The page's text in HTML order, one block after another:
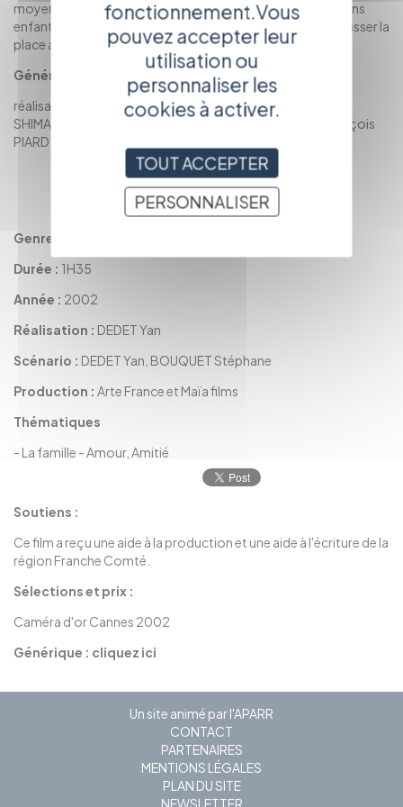
moyen d'assurer une descendance à leur couple encore sans
enfant. Il organise alors secrètement sa disparition pour laisser la
place au jeune homme auprès de sa femme.
Générique :
réalisateur : Yan DEDET Avec : Katsuka NAKAMURA, Gen
SHIMAOKA, Jules DEDET-GRANEL, Dominique PIARD, François
PIARD, Louis BENOIT
RETOUR
AU CATALOGUE
Genre :
Durée : 1H35
Année : 2002
Réalisation : DEDET Yan
Scénario : DEDET Yan, BOUQUET Stéphane
Production : Arte France et Maïa films
Thématiques
- La famille -Amour, Amitié
Soutiens :
Ce film a reçu une aide à la production et une aide à l'écriture de la
région Franche Comté.
Sélections et prix :
Caméra d'or Cannes 2002
Générique : cliquez ici
Un site animé par l'APARR
CONTACT
PARTENAIRES
MENTIONS LÉGALES
PLAN DU SITE
NEWSLETTER
fonctionnement.Vous
pouvez accepter leur
utilisation ou
personnaliser les
cookies à activer.
TOUT ACCEPTER
PERSONNALISER